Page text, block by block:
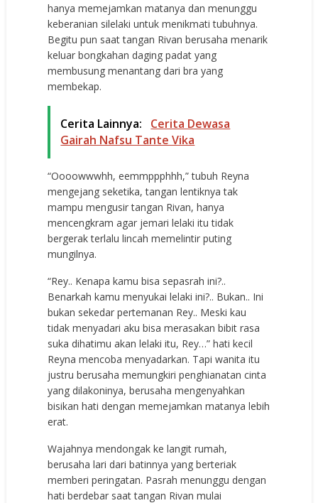
hanya memejamkan matanya dan menunggu
keberanian silelaki untuk menikmati tubuhnya.
Begitu pun saat tangan Rivan berusaha menarik
keluar bongkahan daging padat yang
membusung menantang dari bra yang
membekap.
Cerita Lainnya:
Cerita Dewasa
Gairah Nafsu Tante Vika
“Oooowwwhh, eemmppphhh,” tubuh Reyna
mengejang seketika, tangan lentiknya tak
mampu mengusir tangan Rivan, hanya
mencengkram agar jemari lelaki itu tidak
bergerak terlalu lincah memelintir puting
mungilnya.
“Rey.. Kenapa kamu bisa sepasrah ini?..
Benarkah kamu menyukai lelaki ini?.. Bukan.. Ini
bukan sekedar pertemanan Rey.. Meski kau
tidak menyadari aku bisa merasakan bibit rasa
suka dihatimu akan lelaki itu, Rey…” hati kecil
Reyna mencoba menyadarkan. Tapi wanita itu
justru berusaha memungkiri penghianatan cinta
yang dilakoninya, berusaha mengenyahkan
bisikan hati dengan memejamkan matanya lebih
erat.
Wajahnya mendongak ke langit rumah,
berusaha lari dari batinnya yang berteriak
memberi peringatan. Pasrah menunggu dengan
hati berdebar saat tangan Rivan mulai